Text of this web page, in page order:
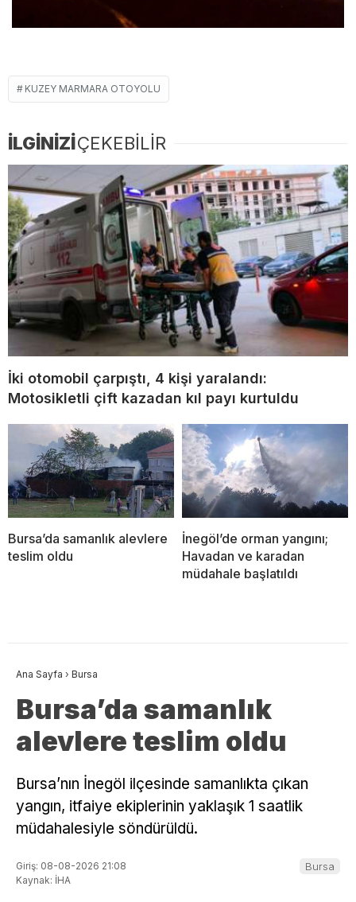
KUZEY MARMARA OTOYOLU
İLGİNİZİÇEKEBİLİR
İki otomobil çarpıştı, 4 kişi yaralandı:
Motosikletli çift kazadan kıl payı kurtuldu
Bursa’da samanlık alevlere
teslim oldu
İnegöl’de orman yangını;
Havadan ve karadan
müdahale başlatıldı
Ana Sayfa › Bursa
Bursa’da samanlık
alevlere teslim oldu
Bursa’nın İnegöl ilçesinde samanlıkta çıkan
yangın, itfaiye ekiplerinin yaklaşık 1 saatlik
müdahalesiyle söndürüldü.
Giriş: 08-08-2026 21:08
Kaynak: İHA
Bursa